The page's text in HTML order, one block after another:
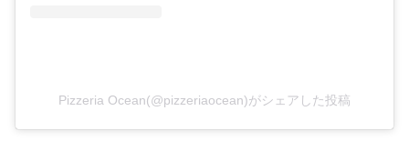
Pizzeria Ocean(@pizzeriaocean)がシェアした投稿